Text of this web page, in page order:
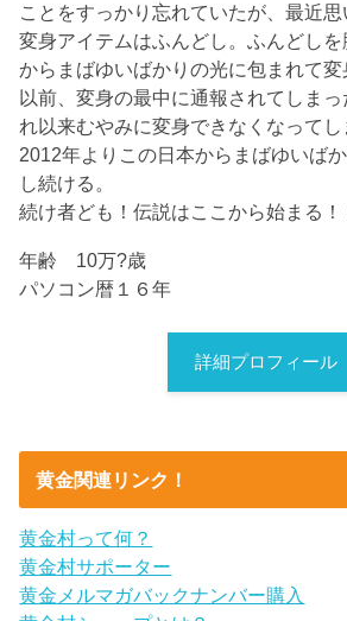
ことをすっかり忘れていたが、最近思
変身アイテムはふんどし。ふんどし
からまばゆいばかりの光に包まれて変
以前、変身の最中に通報されてしま
れ以来むやみに変身できなくなってし
2012年よりこの日本からまばゆいば
し続ける。
続け者ども！伝説はここから始まる！
年齢 10万?歳
パソコン暦１６年
詳細プロフィール
黄金関連リンク！
黄金村って何？
黄金村サポーター
黄金メルマガバックナンバー購入